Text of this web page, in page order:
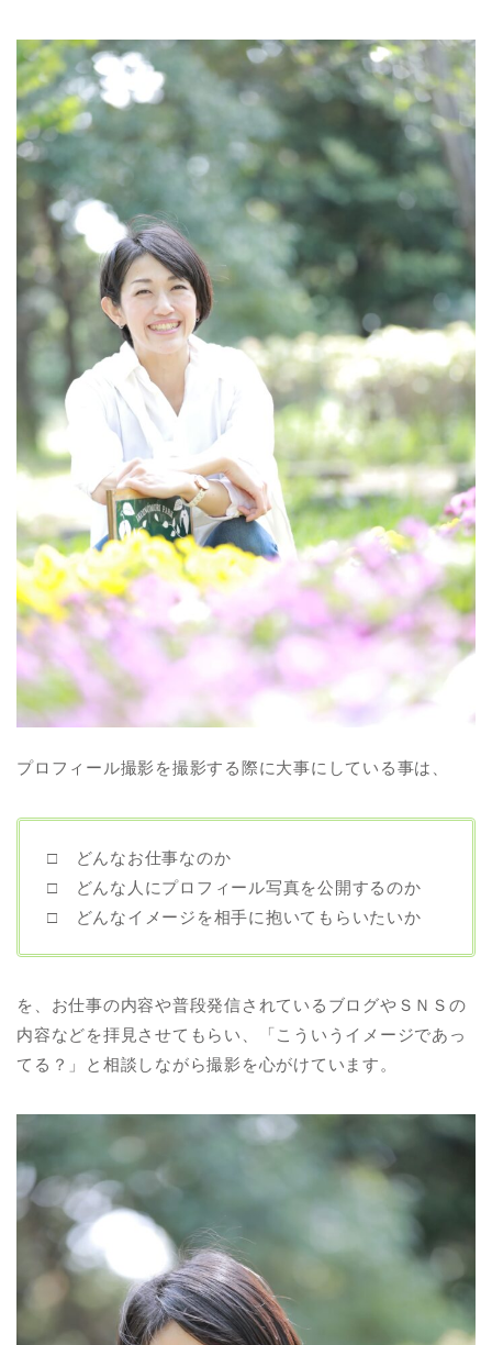
プロフィール撮影を撮影する際に大事にしている事は、
□ どんなお仕事なのか
□ どんな人にプロフィール写真を公開するのか
□ どんなイメージを相手に抱いてもらいたいか
を、お仕事の内容や普段発信されているブログやＳＮＳの
内容などを拝見させてもらい、「こういうイメージであっ
てる？」と相談しながら撮影を心がけています。